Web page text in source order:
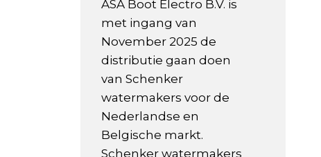
ASA Boot Electro B.V. is
met ingang van
November 2025 de
distributie gaan doen
van Schenker
watermakers voor de
Nederlandse en
Belgische markt.
Schenker watermakers